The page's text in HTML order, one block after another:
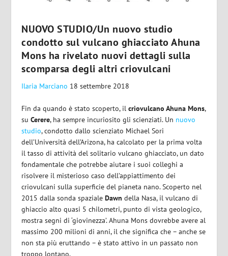
NUOVO STUDIO/Un nuovo studio
condotto sul vulcano ghiacciato Ahuna
Mons ha rivelato nuovi dettagli sulla
scomparsa degli altri criovulcani
Ilaria Marciano 18 settembre 2018
Fin da quando è stato scoperto, ilcriovulcano Ahuna Mons,
suCerere, ha sempre incuriosito gli scienziati. Un nuovo
studio, condotto dallo scienziato Michael Sori
dell’Università dell’Arizona, ha calcolato per la prima volta
il tasso di attività del solitario vulcano ghiacciato, un dato
fondamentale che potrebbe aiutare i suoi colleghi a
risolvere il misterioso caso dell’appiattimento dei
criovulcani sulla superficie del pianeta nano. Scoperto nel
2015 dalla sonda spaziale Dawn della Nasa, il vulcano di
ghiaccio alto quasi 5 chilometri, punto di vista geologico,
mostra segni di ‘giovinezza’. Ahuna Mons dovrebbe avere al
massimo 200 milioni di anni, il che significa che – anche se
non sta più eruttando – è stato attivo in un passato non
troppo lontano.